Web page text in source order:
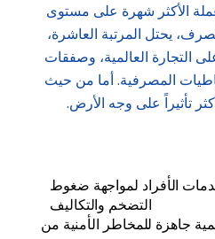
الأكثر شهرة على مستوى
يحتل المرتبة العاشرة،
التجارة العالمية، وصفقات
المصرفية. أما من حيث
تأثيراً على وجه الأرض.
الأفراد لمواجهة ضغوط
التضخم والتكاليف
جاهزة للمخاطر الأمنية من